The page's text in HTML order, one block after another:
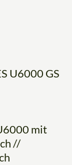
U6000 GS
mit
//